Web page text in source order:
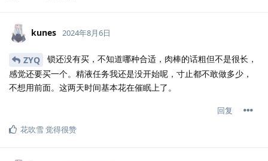
kunes 2024年8月6日
ZYQ
锁还没有买，不知道哪种合适，肉棒的话粗但不是很长，
感觉还要买一个。精液任务我还是没开始呢，寸止都不敢做多少，
不想用前面。这两天时间基本花在催眠上了。
回复
花吹雪觉得很赞